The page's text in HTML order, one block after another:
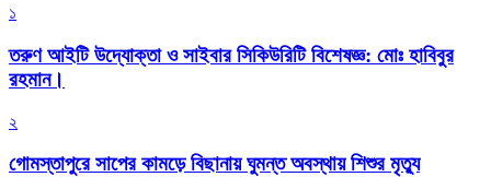
১
তরুণ আইটি উদ্যোক্তা ও সাইবার সিকিউরিটি বিশেষজ্ঞ: মোঃ হাবিবুর
রহমান।
২
গোমস্তাপুরে সাপের কামড়ে বিছানায় ঘুমন্ত অবস্থায় শিশুর মৃত্যু